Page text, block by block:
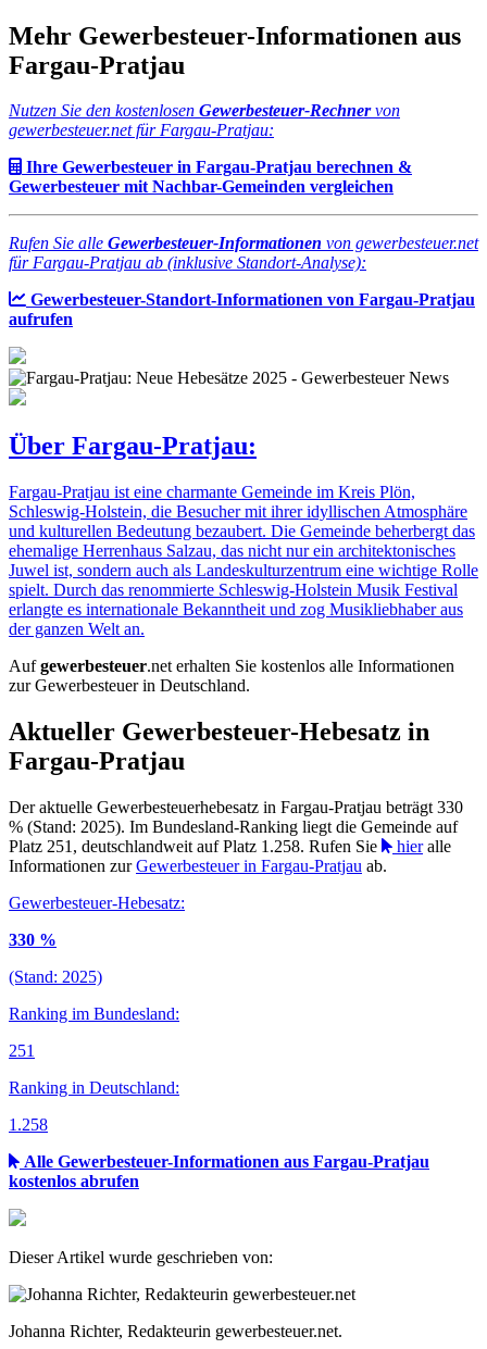
Mehr Gewerbesteuer-Informationen aus
Fargau-Pratjau
Nutzen Sie den kostenlosen Gewerbesteuer-Rechnervon
gewerbesteuer.net für Fargau-Pratjau:
Ihre Gewerbesteuer in Fargau-Pratjau berechnen &
Gewerbesteuer mit Nachbar-Gemeinden vergleichen
Rufen Sie alle Gewerbesteuer-Informationen von gewerbesteuer.net
für Fargau-Pratjau ab (inklusive Standort-Analyse):
Gewerbesteuer-Standort-Informationen von Fargau-Pratjau
aufrufen
Über Fargau-Pratjau:
Fargau-Pratjau ist eine charmante Gemeinde im Kreis Plön,
Schleswig-Holstein, die Besucher mit ihrer idyllischen Atmosphäre
und kulturellen Bedeutung bezaubert. Die Gemeinde beherbergt das
ehemalige Herrenhaus Salzau, das nicht nur ein architektonisches
Juwel ist, sondern auch als Landeskulturzentrum eine wichtige Rolle
spielt. Durch das renommierte Schleswig-Holstein Musik Festival
erlangte es internationale Bekanntheit und zog Musikliebhaber aus
der ganzen Welt an.
Aufgewerbesteuer.net erhalten Sie kostenlos alle Informationen
zur Gewerbesteuer in Deutschland.
Aktueller Gewerbesteuer-Hebesatz in
Fargau-Pratjau
Der aktuelle Gewerbesteuerhebesatz in Fargau-Pratjau beträgt 330
% (Stand: 2025). Im Bundesland-Ranking liegt die Gemeinde auf
Platz 251, deutschlandweit auf Platz 1.258. Rufen Sie
hieralle
Informationen zurGewerbesteuer in Fargau-Pratjau ab.
Gewerbesteuer-Hebesatz:
330 %
(Stand: 2025)
Ranking im Bundesland:
251
Ranking in Deutschland:
1.258
Alle Gewerbesteuer-Informationen aus Fargau-Pratjau
kostenlos abrufen
Dieser Artikel wurde geschrieben von:
Johanna Richter, Redakteurin gewerbesteuer.net.